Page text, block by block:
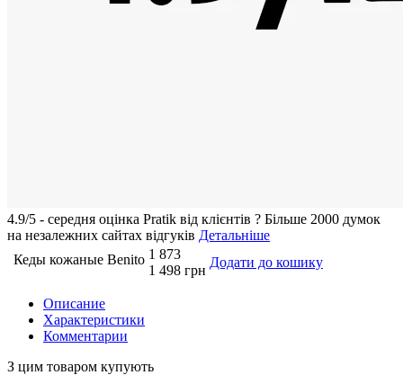
4.9/5 - середня оцiнка Pratik вiд клієнтів ? Більше 2000 думок
на незалежних сайтах відгуків Детальніше
Кеды кожаные Benito 1 873
1 498 грн
Додати до кошику
Описание
Характеристики
Комментарии
З цим товаром купують